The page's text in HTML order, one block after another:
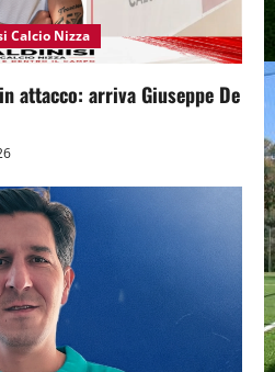
Calcio Nizza
attacco: arriva Giuseppe De